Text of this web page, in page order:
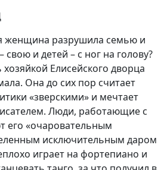
женщина разрушила семью и
и детей – с ног на голову?
Елисейского дворца
Она до сих пор считает
«зверскими» и мечтает
Люди, работающие с
его «очаровательным
исключительным даром
играет на фортепиано и